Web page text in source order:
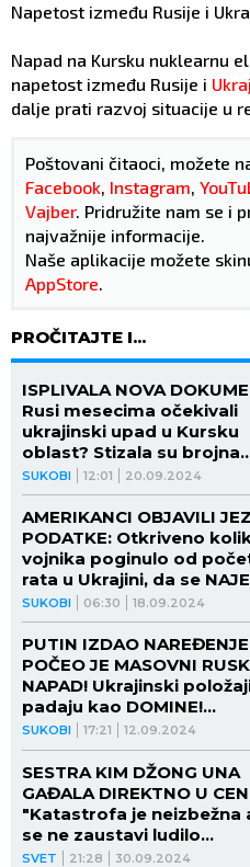
Napetost između Rusije i
Napad na Kursku nuklearnu
napetost između Rusije i
dalje prati razvoj situacije u
Poštovani čitaoci, možete
Facebook, Instagram,
Vajber. Pridružite nam se i
najvažnije informacije.
Naše aplikacije možete
AppStore.
PROČITAJTE I...
SUKOBI 12:01 20.09.2024
ISPLIVALA NOVA
Rusi mesecima očekivali
ukrajinski upad u Kursku
oblast? Stizala su brojna
UPOZORENJA
SUKOBI 06:30 18.09.2024
AMERIKANCI OBJAVILI
PODATKE: Otkriveno
vojnika poginulo od
rata u Ukrajini, da se
(VIDEO)
SUKOBI 17:21 12.09.2024
PUTIN IZDAO
POČEO JE MASOVNI
NAPAD! Ukrajinski
padaju kao DOMINE!
(FOTO/VIDEO)
SVET 21:28 30.09.2024
SESTRA KIM DŽONG UNA
GAĐALA DIREKTNO U
"Katastrofa je neizbežna
se ne zaustavi ludilo
Zelenskog"